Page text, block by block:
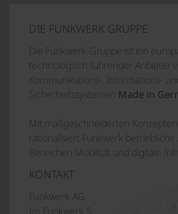
DIE FUNKWERK GRUPPE
Die Funkwerk-Gruppe ist ein
technologisch führender Anbieter
Kommunikations-, Informations-
Sicherheitssystemen Made in
Mit maßgeschneiderten
rationalisiert Funkwerk
Bereichen Mobilität und digitale
KONTAKT
Funkwerk AG
Im Funkwerk 5